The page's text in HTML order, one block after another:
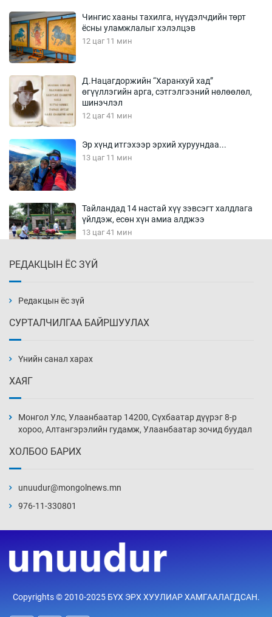
Чингис хааны тахилга, нүүдэлчдийн төрт
ёсны уламжлалыг хэлэлцэв
12 цаг 11 мин
Д.Нацагдоржийн “Харанхуй хад”
өгүүллэгийн арга, сэтгэлгээний нөлөөлөл,
шинэчлэл
12 цаг 41 мин
Эр хүнд итгэхээр эрхий хуруундаа...
13 цаг 11 мин
Тайландад 14 настай хүү зэвсэгт халдлага
үйлдэж, есөн хүн амиа алджээ
13 цаг 41 мин
14 цаг 41 мин
15 цаг 11 мин
15 цаг 41 мин
15 цаг 56 мин
бүртгэлийг энэ баасан гарагт эхлүүлнэ
16 цаг 11 мин
РЕДАКЦЫН ЁС ЗҮЙ
Редакцын ёс зүй
СУРТАЛЧИЛГАА БАЙРШУУЛАХ
Үнийн санал харах
ХАЯГ
Монгол Улс, Улаанбаатар 14200, Сүхбаатар дүүрэг 8-р
хороо, Алтангэрэлийн гудамж, Улаанбаатар зочид буудал
ХОЛБОО БАРИХ
unuudur@mongolnews.mn
976-11-330801
Copyrights © 2010-2025 БҮХ ЭРХ ХУУЛИАР ХАМГААЛАГДСАН.